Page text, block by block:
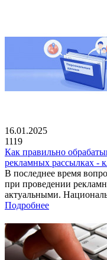
16.01.2025
1119
Как правильно
рекламных рассылках -
В последнее время
при проведении
актуальными.
Подробнее